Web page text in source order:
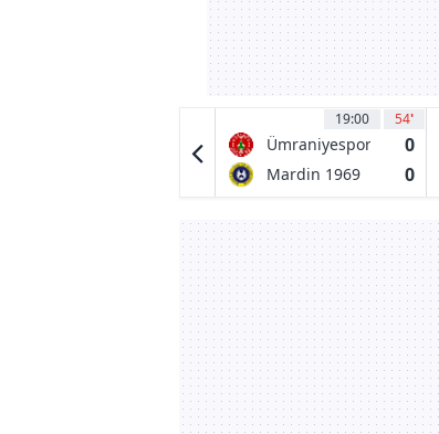
0
19:00 54'
Ümraniyespor 0
Mardin 1969
0